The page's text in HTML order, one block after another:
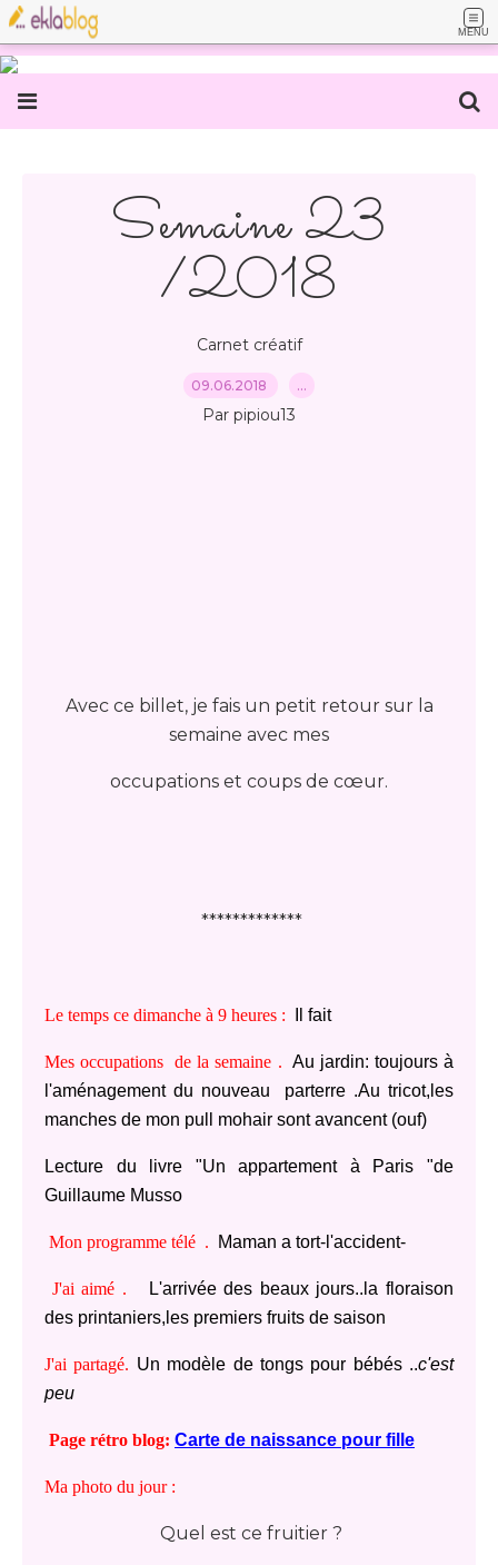
MENU
Semaine 23
/2018
Carnet créatif
09.06.2018 …
Par pipiou13
Avec ce billet, je fais un petit retour sur la
semaine avec mes
occupations et coups de cœur.
*************
Le temps ce dimanche à 9 heures : Il fait
Mes occupations de la semaine . Au jardin: toujours à
l'aménagement du nouveau parterre .Au tricot,les
manches de mon pull mohair sont avancent (ouf)
Lecture du livre "Un appartement à Paris "de
Guillaume Musso
Mon programme télé . Maman a tort-l'accident-
J'ai aimé .
L'arrivée des beaux jours..la floraison
des printaniers,les premiers fruits de saison
J'ai partagé. Un modèle de tongs pour bébés ..c'est
peu
Page rétro blog: Carte de naissance pour fille
Ma photo du jour :
Quel est ce fruitier ?